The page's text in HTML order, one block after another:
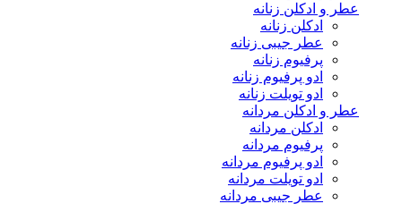
عطر و ادکلن زنانه
ادکلن زنانه
عطر جیبی زنانه
پرفیوم زنانه
ادو پرفیوم زنانه
ادو تویلت زنانه
عطر و ادکلن مردانه
ادکلن مردانه
پرفیوم مردانه
ادو پرفیوم مردانه
ادو تویلت مردانه
عطر جیبی مردانه